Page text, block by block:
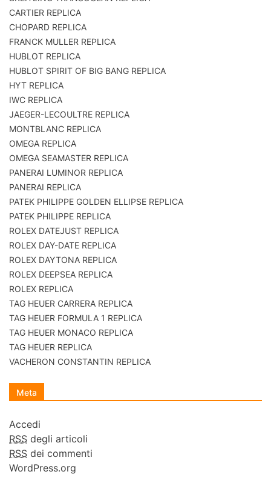
CARTIER REPLICA
CHOPARD REPLICA
FRANCK MULLER REPLICA
HUBLOT REPLICA
HUBLOT SPIRIT OF BIG BANG REPLICA
HYT REPLICA
IWC REPLICA
JAEGER-LECOULTRE REPLICA
MONTBLANC REPLICA
OMEGA REPLICA
OMEGA SEAMASTER REPLICA
PANERAI LUMINOR REPLICA
PANERAI REPLICA
PATEK PHILIPPE GOLDEN ELLIPSE REPLICA
PATEK PHILIPPE REPLICA
ROLEX DATEJUST REPLICA
ROLEX DAY-DATE REPLICA
ROLEX DAYTONA REPLICA
ROLEX DEEPSEA REPLICA
ROLEX REPLICA
TAG HEUER CARRERA REPLICA
TAG HEUER FORMULA 1 REPLICA
TAG HEUER MONACO REPLICA
TAG HEUER REPLICA
VACHERON CONSTANTIN REPLICA
Meta
Accedi
RSS degli articoli
RSS dei commenti
WordPress.org